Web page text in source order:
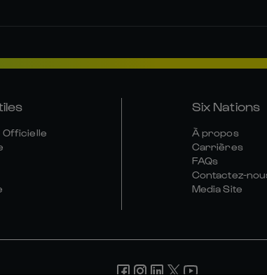
Officielle
Six Nations
À propos
Carrières
FAQs
Contactez-
Media Site